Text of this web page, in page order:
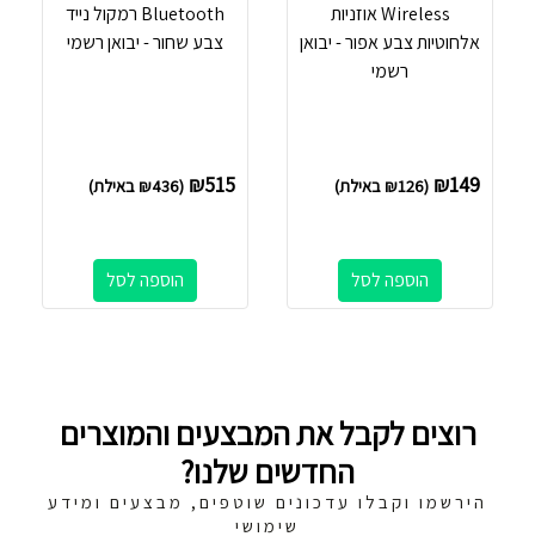
Wireless אוזניות
אלחוטיות צבע אפור - יבואן
רשמי
₪149
(
₪126 באילת)
הוספה לסל
Bluetooth רמקול נייד
צבע שחור - יבואן רשמי
₪515
(
₪436 באילת)
הוספה לסל
רוצים לקבל את המבצעים והמוצרים
החדשים שלנו?
הירשמו וקבלו עדכונים שוטפים, מבצעים ומידע
שימושי